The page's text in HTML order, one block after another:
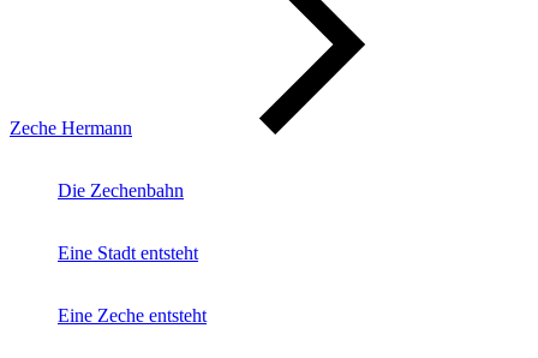
Zeche Hermann
Die Zechenbahn
Eine Stadt entsteht
Eine Zeche entsteht